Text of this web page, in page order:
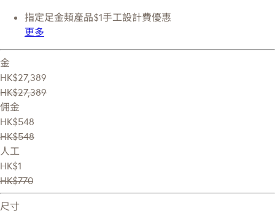
指定足金類產品$1手工設計費優惠
更多
金
HK$27,389
HK$27,389
佣金
HK$548
HK$548
人工
HK$1
HK$770
尺寸